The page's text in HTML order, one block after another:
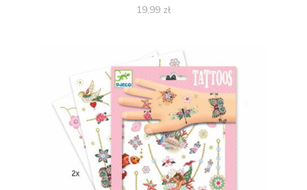
19,99 zł